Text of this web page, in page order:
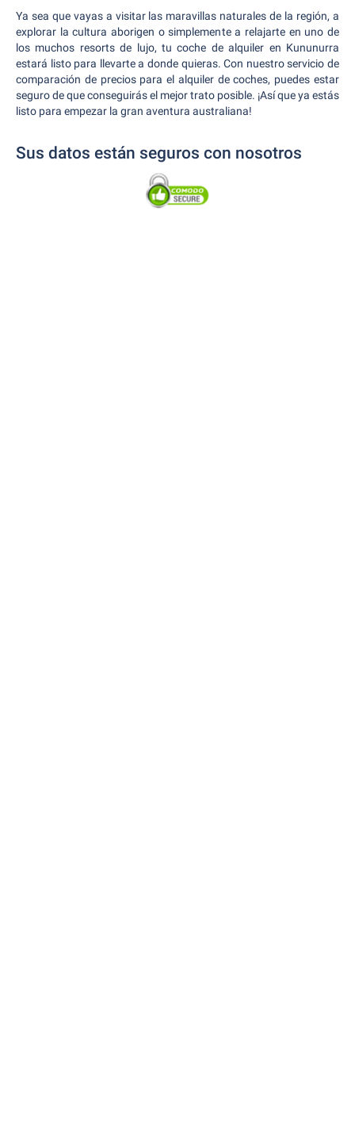
Ya sea que vayas a visitar las maravillas naturales de la región, a
explorar la cultura aborigen o simplemente a relajarte en uno de
los muchos resorts de lujo, tu coche de alquiler en Kununurra
estará listo para llevarte a donde quieras. Con nuestro servicio de
comparación de precios para el alquiler de coches, puedes estar
seguro de que conseguirás el mejor trato posible. ¡Así que ya estás
listo para empezar la gran aventura australiana!
Sus datos están seguros con nosotros